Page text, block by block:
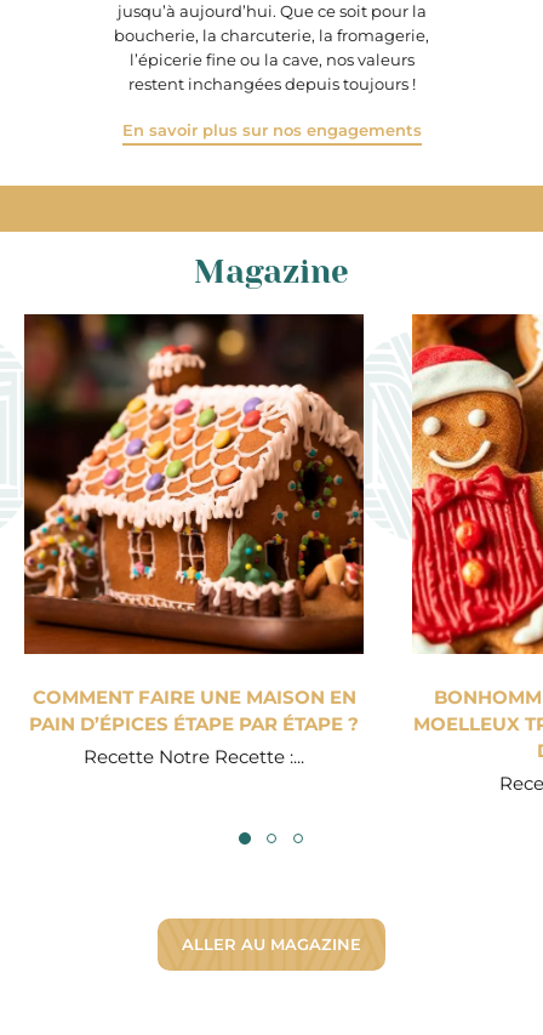
jusqu’à aujourd’hui. Que ce soit pour la
boucherie, la charcuterie, la fromagerie,
l’épicerie fine ou la cave, nos valeurs
restent inchangées depuis toujours !
En savoir plus sur nos engagements
Magazine
COMMENT FAIRE UNE MAISON EN
PAIN D’ÉPICES ÉTAPE PAR ÉTAPE ?
Recette Notre Recette :...
MOELLEUX
ALLER AU MAGAZINE